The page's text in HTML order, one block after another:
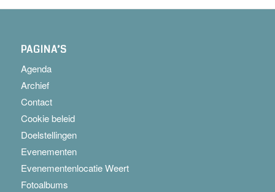
PAGINA’S
Agenda
Archief
Contact
Cookie beleid
Doelstellingen
Evenementen
Evenementenlocatie Weert
Fotoalbums